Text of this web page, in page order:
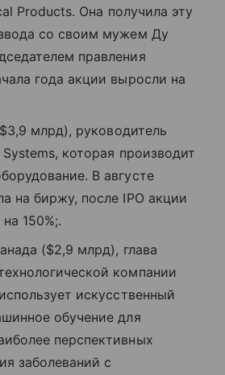
Products. Она получила эту
со своим мужем Ду
правления
года акции выросли на
млрд), руководитель
которая производит
В августе
на биржу, после IPO акции
150%;.
($2,9 млрд), глава
компании
искусственный
обучение для
перспективных
заболеваний с